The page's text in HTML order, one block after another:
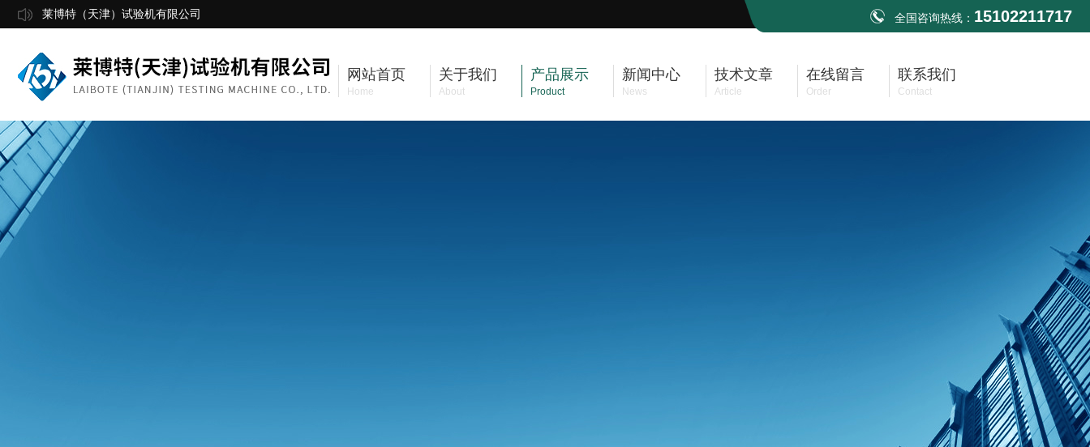
莱博特（天津）试验机有限公司 全国咨询热线： 15102211717
网站首页
Home
关于我们
About
产品展示
Product
新闻中心
News
技术文章
Article
在线留言
Order
联系我们
Contact